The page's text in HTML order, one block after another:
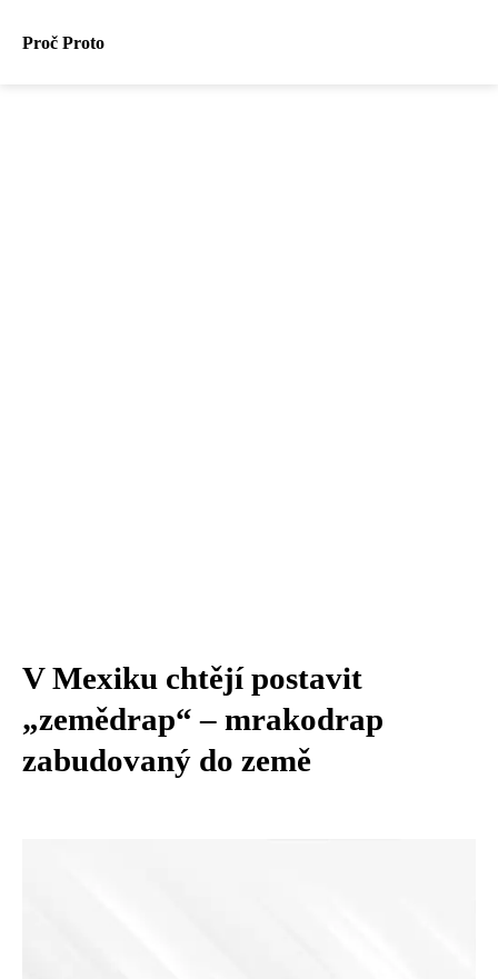
Proč Proto
V Mexiku chtějí postavit
„zemědrap“ – mrakodrap
zabudovaný do země